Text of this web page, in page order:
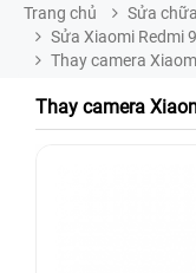
Trang chủ Sửa
Sửa Xiaomi Redmi
Thay camera
Thay camera